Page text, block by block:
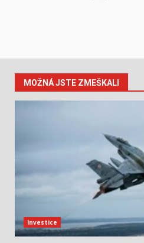
MOŽNÁ JSTE ZMEŠKALI
Investice